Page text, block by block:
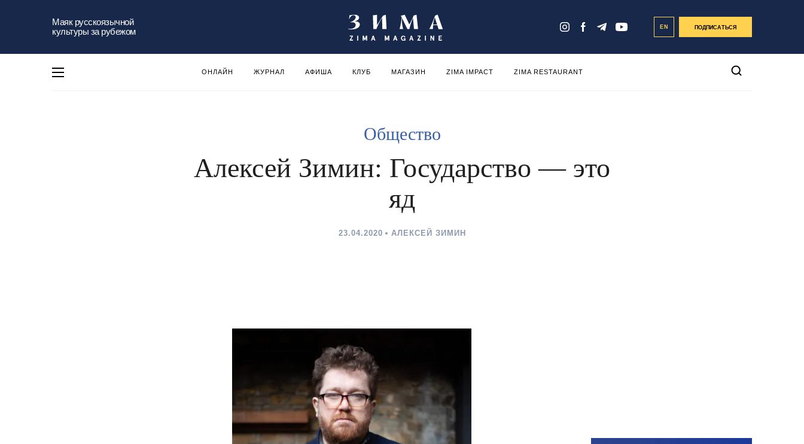
Маяк русскоязычной
культуры за рубежом
EN ПОДПИСАТЬСЯ
ОНЛАЙН ЖУРНАЛ АФИША КЛУБ МАГАЗИН ZIMA IMPACT ZIMA RESTAURANT
Общество
Алексей Зимин: Государство — это
яд
23.04.2020 АЛЕКСЕЙ ЗИМИН